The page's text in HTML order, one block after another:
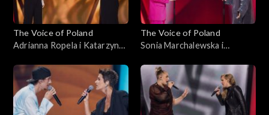
The Voice of Poland
Adrianna Ropela i Katarzyna
Friends Are For”; „The Voice
of Poland”, Bitwy, 12
października 2024
The Voice of Poland
Sonia Marchalewska i
szczęścia”; „The Voice of
Poland”, Bitwy, 12
października 2024